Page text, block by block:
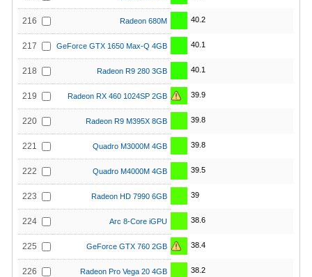
216 Radeon 680M 40.2
217 GeForce GTX 1650 Max-Q 4GB 40.1
218 Radeon R9 280 3GB 40.1
219 Radeon RX 460 1024SP 2GB 39.9
220 Radeon R9 M395X 8GB 39.8
221 Quadro M3000M 4GB 39.8
222 Quadro M4000M 4GB 39.5
223 Radeon HD 7990 6GB 39
224 Arc 8-Core iGPU 38.6
225 GeForce GTX 760 2GB 38.4
226 Radeon Pro Vega 20 4GB 38.2